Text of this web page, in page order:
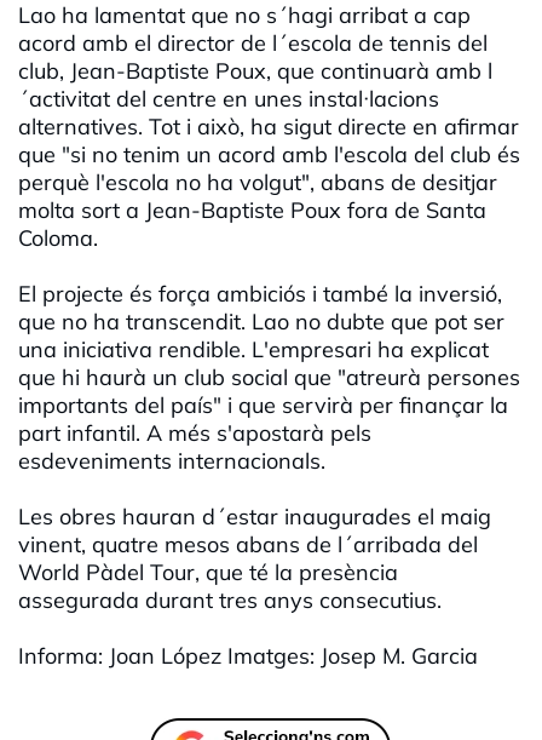
Lao ha lamentat que no s´hagi arribat a cap
acord amb el director de l´escola de tennis del
club, Jean-Baptiste Poux, que continuarà amb l
´activitat del centre en unes instal·lacions
alternatives. Tot i això, ha sigut directe en afirmar
que "si no tenim un acord amb l'escola del club és
perquè l'escola no ha volgut", abans de desitjar
molta sort a Jean-Baptiste Poux fora de Santa
Coloma.
El projecte és força ambiciós i també la inversió,
que no ha transcendit. Lao no dubte que pot ser
una iniciativa rendible. L'empresari ha explicat
que hi haurà un club social que "atreurà persones
importants del país" i que servirà per finançar la
part infantil. A més s'apostarà pels
esdeveniments internacionals.
Les obres hauran d´estar inaugurades el maig
vinent, quatre mesos abans de l´arribada del
World Pàdel Tour, que té la presència
assegurada durant tres anys consecutius.
Informa: Joan López Imatges: Josep M. Garcia